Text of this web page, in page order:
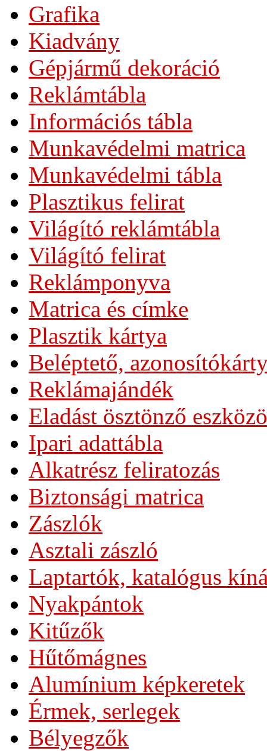
Grafika
Kiadvány
Gépjármű dekoráció
Reklámtábla
Információs tábla
Munkavédelmi matrica
Munkavédelmi tábla
Plasztikus felirat
Világító reklámtábla
Világító felirat
Reklámponyva
Matrica és címke
Plasztik kártya
Beléptető,
Reklámajándék
Eladást ösztönző
Ipari adattábla
Alkatrész feliratozás
Biztonsági matrica
Zászlók
Asztali zászló
Laptartók, katalógus
Nyakpántok
Kitűzők
Hűtőmágnes
Alumínium képkeretek
Érmek, serlegek
Bélyegzők